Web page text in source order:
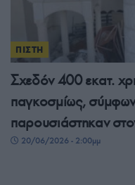
ΠΙΣΤΗ
Σχεδόν 400 εκατ.
παγκοσμίως,
παρουσιάστηκαν
20/06/2026 - 2:00μμ